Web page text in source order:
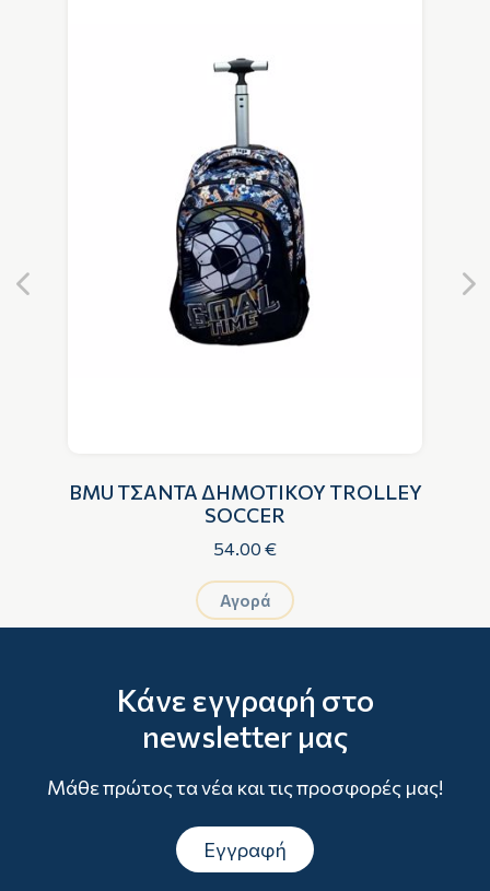
BMU ΤΣΑΝΤΑ ΔΗΜΟΤΙΚΟΥ TROLLEY
SOCCER
54.00 €
Αγορά
Κάνε εγγραφή στο
newsletter μας
Μάθε πρώτος τα νέα και τις προσφορές μας!
Εγγραφή